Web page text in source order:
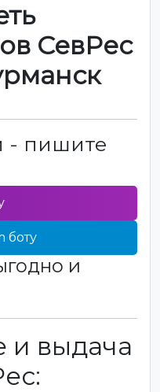
СевРес
- пишите
боту
и
выдача